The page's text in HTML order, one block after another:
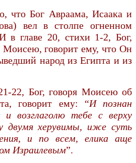
что Бог Авраама, Исаака и
вел в столпе огненном
в главе 20, стихи 1-2, Бог,
Моисею, говорит ему, что Он
народ из Египта и из
22, Бог, говоря Моисею об
говорит ему: “И познан
возглаголю тебе с верху
двумя херувимы, иже суть
и по всем, елика аще
Израилевым”.